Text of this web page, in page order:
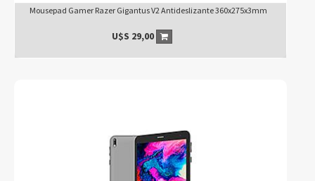
Mousepad Gamer Razer Gigantus V2 Antideslizante 360x275x3mm
U$S 29,00